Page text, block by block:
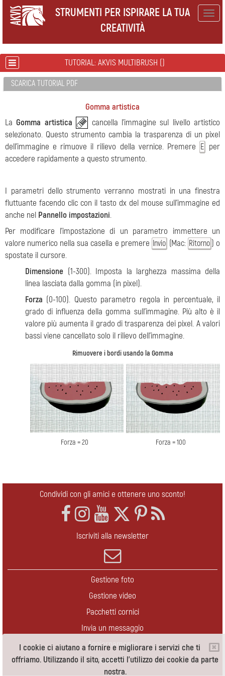
I cookie ci aiutano a fornire e migliorare i servizi che ti
offriamo. Utilizzando il sito, accetti l'utilizzo dei cookie da parte
nostra.
STRUMENTI PER ISPIRARE LA TUA
CREATIVITÀ
TUTORIAL: AKVIS MULTIBRUSH ()
SCARICA TUTORIAL PDF
Gomma artistica
LaGomma artistica
cancella l’immagine sul livello artistico
selezionato. Questo strumento cambia la trasparenza di un pixel
dell’immagine e rimuove il rilievo della vernice. Premere E per
accedere rapidamente a questo strumento.
I parametri dello strumento verranno mostrati in una finestra
fluttuante facendo clic con il tasto dx del mouse sull’immagine ed
anche nel Pannello impostazioni.
Per modificare l'impostazione di un parametro immettere un
valore numerico nella sua casella e premere Invio (Mac: Ritorno ) o
spostate il cursore.
Dimensione (1-300). Imposta la larghezza massima della
linea lasciata dalla gomma (in pixel).
Forza (0-100). Questo parametro regola in percentuale, il
grado di influenza della gomma sull’immagine. Più alto è il
valore più aumenta il grado di trasparenza dei pixel. A valori
bassi viene cancellato solo il rilievo dell’immagine.
Rimuovere i bordi usando la Gomma
Forza = 20 Forza = 100
Condividi con gli amici e ottenere uno sconto!
Iscriviti alla newsletter
Gestione foto
Gestione video
Pacchetti cornici
Invia un messaggio
Aggiornamento
Contatti